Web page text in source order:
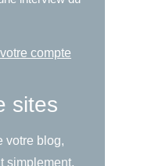
compte
sites
votre blog,
simplement,